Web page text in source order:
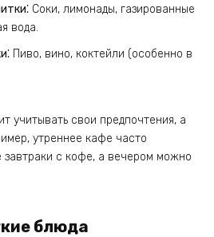
Соки, лимонады, газированные
вода.
Пиво, вино, коктейли (особенно в
учитывать свои предпочтения, а
утреннее кафе часто
завтраки с кофе, а вечером можно
блюда